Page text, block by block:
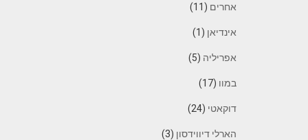
אחרים(11)
אינדיאן(1)
אפריליה(5)
דוקאטי(24)
הארלי דיווידסון(3)